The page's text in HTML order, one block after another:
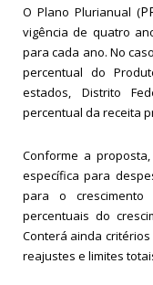
O Plano Plurianual (
vigência de quatro
para cada ano. No
percentual do
estados, Distrito
percentual da receita
Conforme a
específica para
para o
percentuais do
Conterá ainda
reajustes e limites